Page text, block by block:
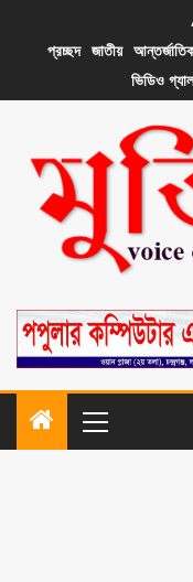
প্রচ্ছদ
জাতীয়
ভিডিও